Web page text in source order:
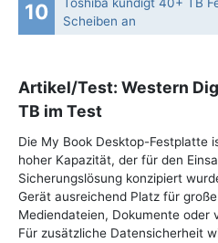
10
Scheiben an
Artikel/Test: Western
TB im Test
Die My Book Desktop-Festplatte
hoher Kapazität, der für den
Sicherungslösung konzipiert
Gerät ausreichend Platz für
Mediendateien, Dokumente oder
Für zusätzliche Datensicherheit